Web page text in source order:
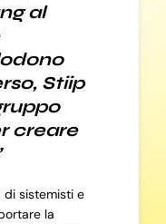
al
Stiip
creare
di sistemisti e
la